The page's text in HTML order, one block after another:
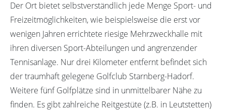
Der Ort bietet selbstverständlich jede Menge Sport- und
Freizeitmöglichkeiten, wie beispielsweise die erst vor
wenigen Jahren errichtete riesige Mehrzweckhalle mit
ihren diversen Sport-Abteilungen und angrenzender
Tennisanlage. Nur drei Kilometer entfernt befindet sich
der traumhaft gelegene Golfclub Starnberg-Hadorf.
Weitere fünf Golfplätze sind in unmittelbarer Nähe zu
finden. Es gibt zahlreiche Reitgestüte (z.B. in Leutstetten)